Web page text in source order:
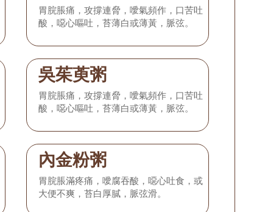
胃脘脹痛，攻撐連脅，噯氣頻作，口苦吐
酸，噁心嘔吐，苔薄白或薄黃，脈弦。
吳茱萸粥
胃脘脹痛，攻撐連脅，噯氣頻作，口苦吐
酸，噁心嘔吐，苔薄白或薄黃，脈弦。
內金粉粥
胃脘脹滿疼痛，噯腐吞酸，噁心吐食，或
大便不爽，苔白厚膩，脈弦滑。